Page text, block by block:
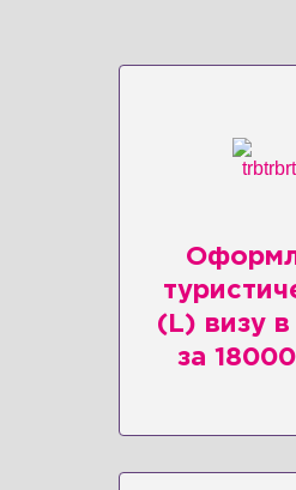
(L) визу в
за